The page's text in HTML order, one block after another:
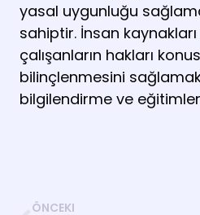
yasal uygunluğu
sahiptir. İnsan
çalışanların hakları
bilinçlenmesini
bilgilendirme ve eğitimler
ÖNCEKI